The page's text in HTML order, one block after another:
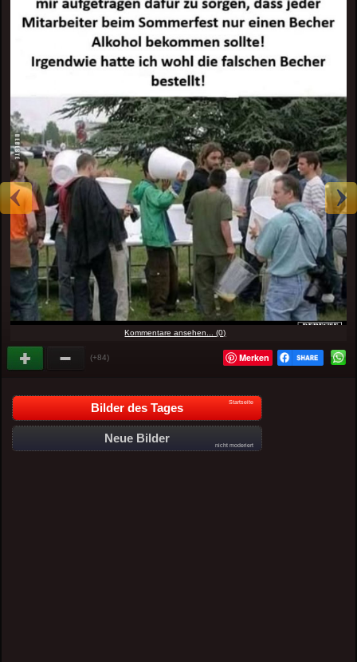
Kommentare ansehen... (0)
(+84) Merken
Bilder des Tages Startseite
Neue Bilder
nicht moderiert